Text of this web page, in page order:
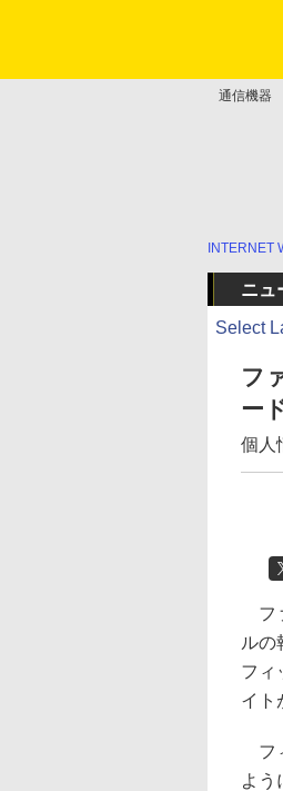
通信機器
INTERNET
ニュ
Select
フ
ー
個人
フ
ルの
フィ
イト
フ
よう